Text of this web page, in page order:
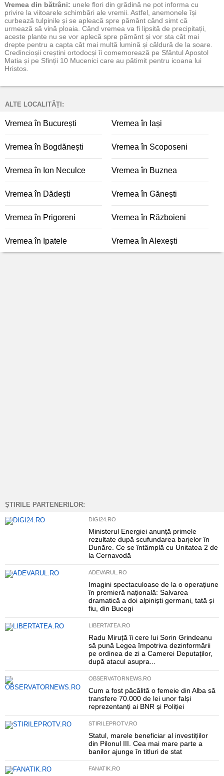
Vremea din bătrâni: unele flori din grădină ne pot informa cu
privire la viitoarele schimbări ale vremii. Astfel, anemonele își
curbează tulpinile și se apleacă spre pământ când simt că
urmează să vină ploaia. Când vremea va fi lipsită de precipitații,
aceste plante nu se vor aplecă spre pământ și vor sta cât mai
drepte pentru a capta cât mai multă lumină și căldură de la soare.
Credincioșii creștini ortodocși îi comemorează pe Sfântul Apostol
Matia și pe Sfinții 10 Mucenici care au pătimit pentru icoana lui
Hristos.
ALTE LOCALITĂȚI:
Vremea în București Vremea în Iași
Vremea în Bogdănești Vremea în Scoposeni
Vremea în Ion Neculce Vremea în Buznea
Vremea în Dădești Vremea în Gănești
Vremea în Prigoreni Vremea în Războieni
Vremea în Ipatele Vremea în Alexești
ȘTIRILE PARTENERILOR:
DIGI24.RO
Ministerul Energiei anunță primele
rezultate după scufundarea barjelor în
Dunăre. Ce se întâmplă cu Unitatea 2 de
la Cernavodă
ADEVARUL.RO
Imagini spectaculoase de la o operațiune
în premieră națională: Salvarea
dramatică a doi alpiniști germani, tată și
fiu, din Bucegi
LIBERTATEA.RO
Radu Miruță îi cere lui Sorin Grindeanu
să pună Legea împotriva dezinformării
pe ordinea de zi a Camerei Deputaților,
după atacul asupra...
OBSERVATORNEWS.RO
Cum a fost păcălită o femeie din Alba să
transfere 70.000 de lei unor falși
reprezentanți ai BNR și Poliției
STIRILEPROTV.RO
Statul, marele beneficiar al investițiilor
din Pilonul III. Cea mai mare parte a
banilor ajunge în titluri de stat
FANATIK.RO